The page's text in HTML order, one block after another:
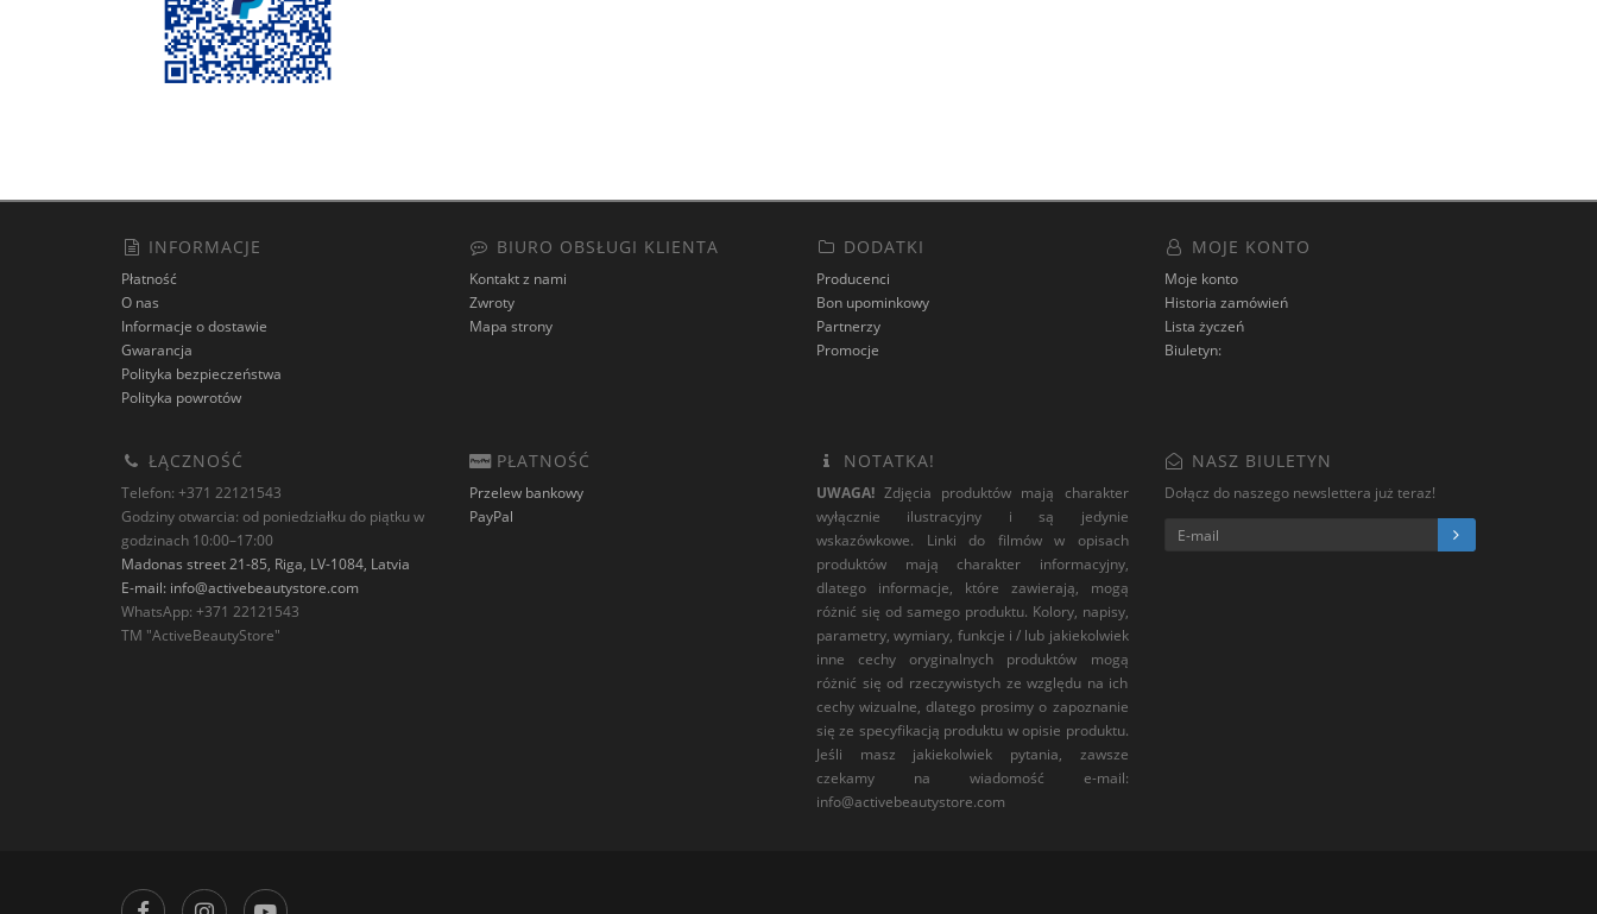
INFORMACJE
Płatność
O nas
Informacje o dostawie
Gwarancja
Polityka bezpieczeństwa
Polityka powrotów
BIURO OBSŁUGI KLIENTA
Kontakt z nami
Zwroty
Mapa strony
DODATKI
Producenci
Bon upominkowy
Partnerzy
Promocje
MOJE KONTO
Moje konto
Historia zamówień
Lista życzeń
Biuletyn:
ŁĄCZNOŚĆ
Telefon: +371 22121543
Godziny otwarcia: od poniedziałku do piątku w
godzinach 10:00–17:00
Madonas street 21-85, Riga, LV-1084, Latvia
E-mail: info@activebeautystore.com
WhatsApp: +371 22121543
TM "ActiveBeautyStore"
PŁATNOŚĆ
Przelew bankowy
PayPal
NOTATKA!
UWAGA! Zdjęcia produktów mają charakter
wyłącznie ilustracyjny i są jedynie
wskazówkowe. Linki do filmów w opisach
produktów mają charakter informacyjny,
dlatego informacje, które zawierają, mogą
różnić się od samego produktu. Kolory, napisy,
parametry, wymiary, funkcje i / lub jakiekolwiek
inne cechy oryginalnych produktów mogą
różnić się od rzeczywistych ze względu na ich
cechy wizualne, dlatego prosimy o zapoznanie
się ze specyfikacją produktu w opisie produktu.
Jeśli masz jakiekolwiek pytania, zawsze
czekamy na wiadomość e-mail:
info@activebeautystore.com
NASZ BIULETYN
Dołącz do naszego newslettera już teraz!